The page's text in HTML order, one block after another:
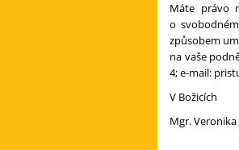
Máte právo
o
způsobem
na vaše
4; e-mail:
V Božicích
Mgr.